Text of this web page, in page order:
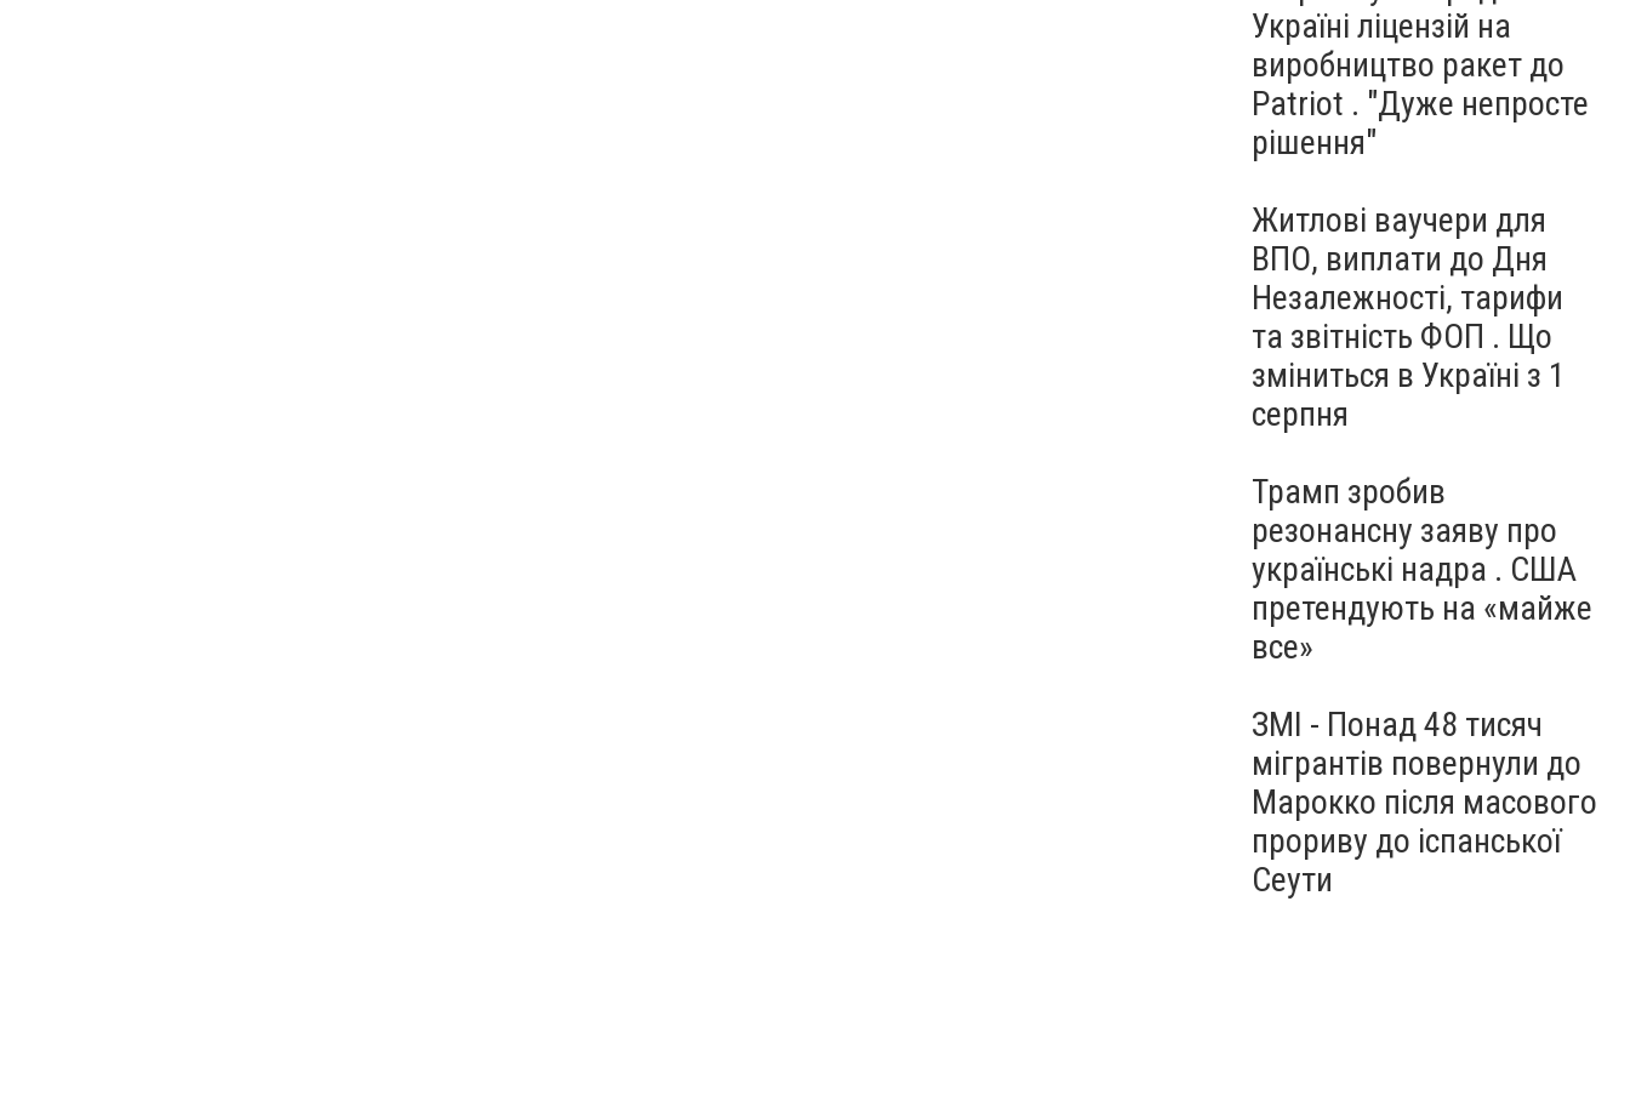
Україні ліцензій на
виробництво ракет до
Patriot . "Дуже непросте
рішення"
Житлові ваучери для
ВПО, виплати до Дня
Незалежності, тарифи
та звітність ФОП . Що
зміниться в Україні з 1
серпня
Трамп зробив
резонансну заяву про
українські надра . США
претендують на «майже
все»
ЗМІ - Понад 48 тисяч
мігрантів повернули до
Марокко після масового
прориву до іспанської
Сеути